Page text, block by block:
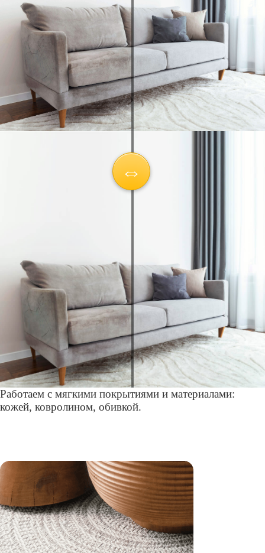
Работаем с мягкими покрытиями и материалами:
кожей, ковролином, обивкой.